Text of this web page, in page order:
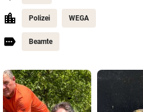
Polizei WEGA
Beamte